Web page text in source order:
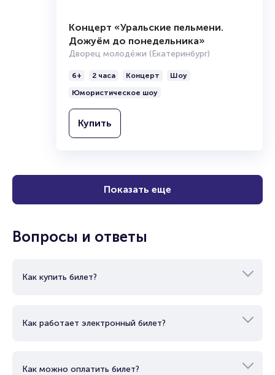
Концерт «Уральские пельмени.
Дожуём до понедельника»
Дворец молодёжи (Екатеринбург)
6+ 2 часа Концерт
Шоу
Юмористическое шоу
Купить
Показать еще
Вопросы и ответы
Как купить билет?
Как работает электронный билет?
Как можно оплатить билет?